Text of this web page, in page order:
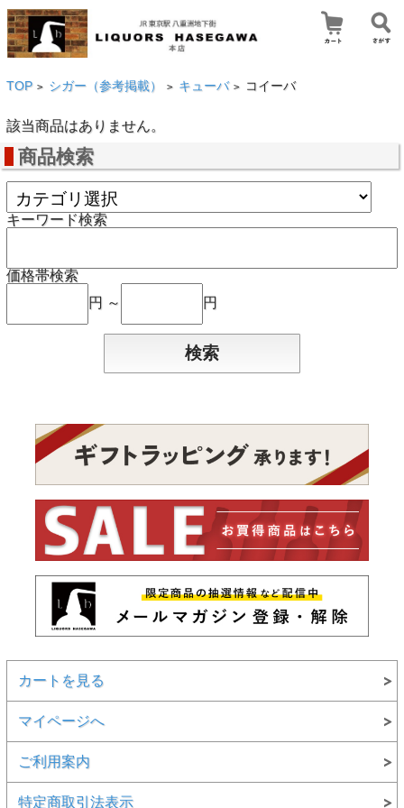
TOP > シガー（参考掲載） > キューバ > コイーバ
該当商品はありません。
商品検索
キーワード検索
価格帯検索
円 ～
円
カートを見る
マイページへ
ご利用案内
特定商取引法表示